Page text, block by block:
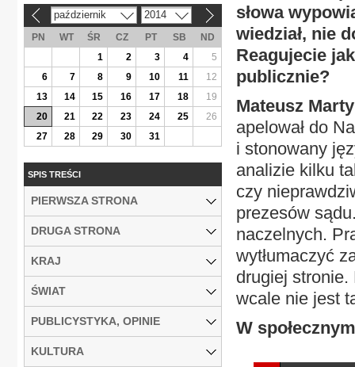
słowa
wiedział, nie
Reagujecie
publicznie?
Mateusz
apelował do
i stonowany
analizie kilku
czy
prezesów
naczelnych.
wytłumaczyć
drugiej
wcale nie jest
W
październik 2014
PN WT ŚR CZ PT SB
ND
1
2 3 4
5
6
7 8 9 10 11
12
13
14 15 16 17 18
19
20
21 22 23 24 25
26
27
28 29 30 31
SPIS TREŚCI
PIERWSZA STRONA
DRUGA STRONA
KRAJ
ŚWIAT
PUBLICYSTYKA, OPINIE
KULTURA